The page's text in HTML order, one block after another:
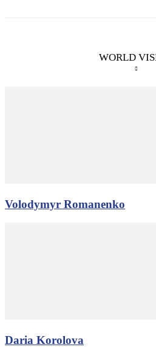
WORLD
Volodymyr Romanenko
Daria Korolova